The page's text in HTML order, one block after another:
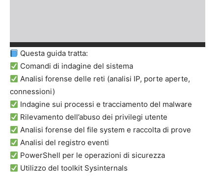
Questa guida tratta:
Comandi di indagine del sistema
Analisi forense delle reti (analisi IP, porte aperte,
connessioni)
Indagine sui processi e tracciamento del malware
Rilevamento dell’abuso dei privilegi utente
Analisi forense del file system e raccolta di prove
Analisi del registro eventi
PowerShell per le operazioni di sicurezza
Utilizzo del toolkit Sysinternals